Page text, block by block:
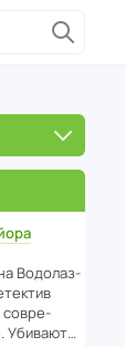
Водо­ла­з­
совре­
Убивают…